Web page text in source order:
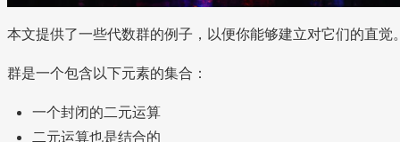
本文提供了一些代数群的例子，以便你能够建立对它们的直觉
群是一个包含以下元素的集合：
一个封闭的二元运算
二元运算也是结合的